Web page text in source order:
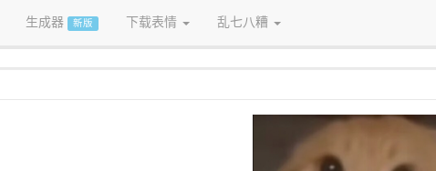
生成器 新版 下载表情 乱七八糟